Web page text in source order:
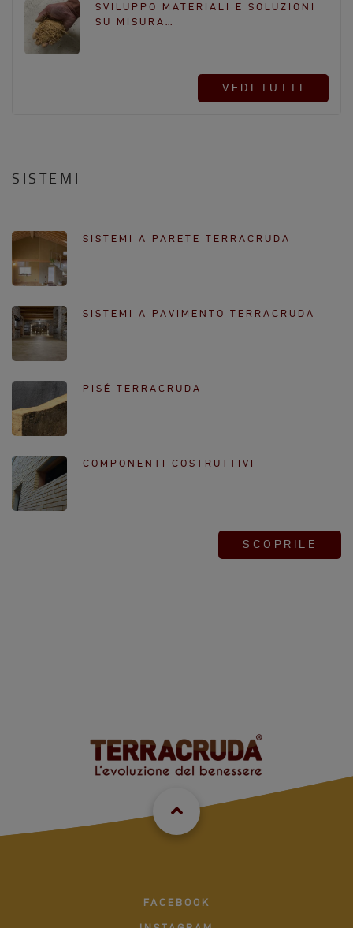
SVILUPPO MATERIALI E SOLUZIONI
SU MISURA…
VEDI TUTTI
SISTEMI
SISTEMI A PARETE TERRACRUDA
SISTEMI A PAVIMENTO TERRACRUDA
PISÉ TERRACRUDA
COMPONENTI COSTRUTTIVI
SCOPRILE
FACEBOOK